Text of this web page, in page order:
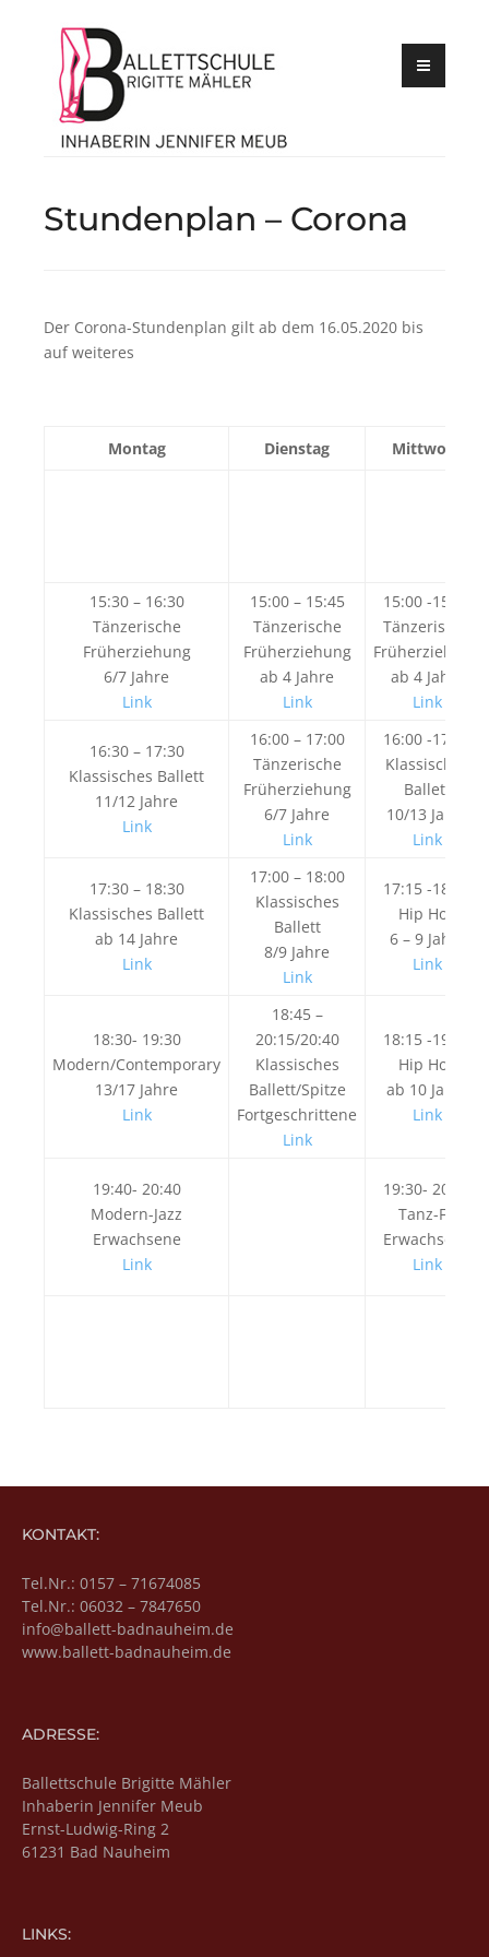
content
Brigitte
Stundenplan – Corona
Der Corona-Stundenplan gilt ab dem 16.05.2020 bis
auf weiteres
Montag Dienstag Mittwoch
15:30 – 16:30
Tänzerische
Früherziehung
6/7 Jahre
Link
15:00 – 15:45
Tänzerische
Früherziehung
ab 4 Jahre
Link
15:00 -15:45
Tänzerische
Früherziehung
ab 4 Jahre
Link
16:30 – 17:30
Klassisches Ballett
11/12 Jahre
Link
16:00 – 17:00
Tänzerische
Früherziehung
6/7 Jahre
Link
16:00 -17:00
Klassisches
Ballett
10/13 Jahre
Link
17:30 – 18:30
Klassisches Ballett
ab 14 Jahre
Link
17:00 – 18:00
Klassisches
Ballett
8/9 Jahre
Link
17:15 -18:15
Hip Hop
6 – 9 Jahre
Link
18:30- 19:30
Modern/Contemporary
13/17 Jahre
Link
18:45 –
20:15/20:40
Klassisches
Ballett/Spitze
Fortgeschrittene
Link
18:15 -19:15
Hip Hop
ab 10 Jahre
Link
19:40- 20:40
Modern-Jazz
Erwachsene
Link
19:30- 20:30
Tanz-Fit
Erwachsene
Link
KONTAKT:
Tel.Nr.: 0157 – 71674085
Tel.Nr.: 06032 – 7847650
info@ballett-badnauheim.de
www.ballett-badnauheim.de
ADRESSE:
Ballettschule Brigitte Mähler
Inhaberin Jennifer Meub
Ernst-Ludwig-Ring 2
61231 Bad Nauheim
LINKS: